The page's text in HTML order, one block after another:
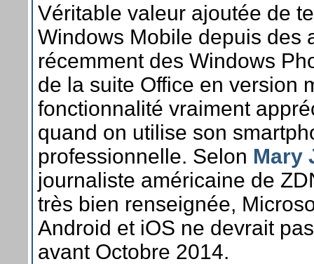
Véritable valeur ajoutée de
Windows Mobile depuis des
récemment des Windows
de la suite Office en version
fonctionnalité vraiment
quand on utilise son
professionnelle. Selon Mary
journaliste américaine de
très bien renseignée,
Android et iOS ne devrait
avant Octobre 2014.